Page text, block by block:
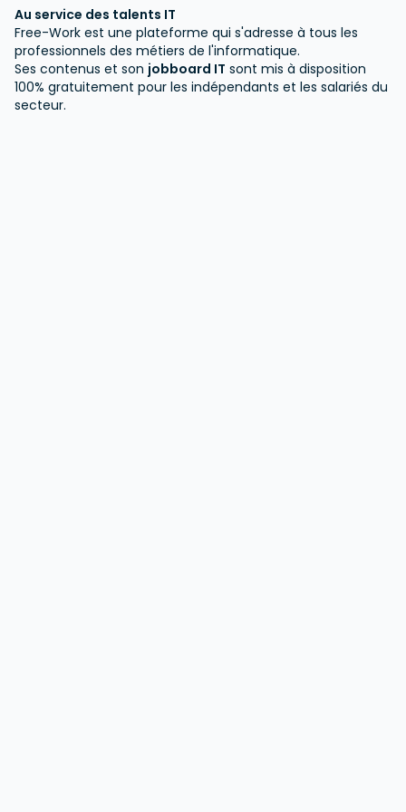
et mis à jour dans l'outil JIRA - Dossier de
capitalisation des validations - Synthèse
d'avancement des validations à chaque
jalon
Au service des talents IT
Free-Work est une plateforme qui s'adresse à tous les
professionnels des métiers de l'informatique.
Ses contenus et son jobboard IT sont mis à disposition
100% gratuitement pour les indépendants et les salariés du
secteur.